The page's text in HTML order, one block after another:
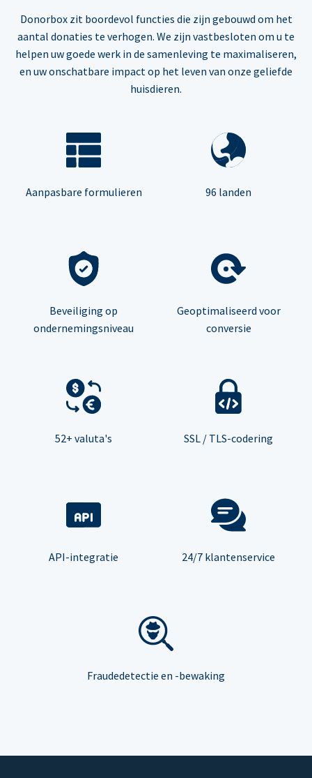
Donorbox zit boordevol functies die zijn gebouwd om het
aantal donaties te verhogen. We zijn vastbesloten om u te
helpen uw goede werk in de samenleving te maximaliseren,
en uw onschatbare impact op het leven van onze geliefde
huisdieren.
Aanpasbare formulieren 96 landen
Beveiliging op
ondernemingsniveau
Geoptimaliseerd voor
conversie
52+ valuta's SSL / TLS-codering
API-integratie 24/7 klantenservice
Fraudedetectie en -bewaking